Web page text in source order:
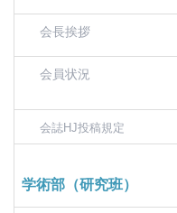
会長挨拶
会員状況
会誌HJ投稿規定
学術部（研究班）